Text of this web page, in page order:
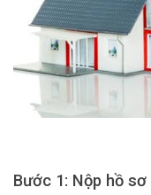
Bước 1: Nộp hồ sơ